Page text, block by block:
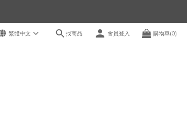
繁體中文 找商品 會員登入 購物車(0)